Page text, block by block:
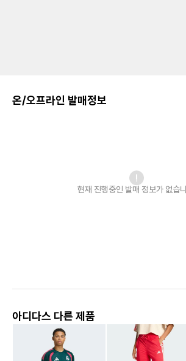
온/오프라인 발매정보
현재 진행중인 발매 정보가 없습
아디다스 다른 제품